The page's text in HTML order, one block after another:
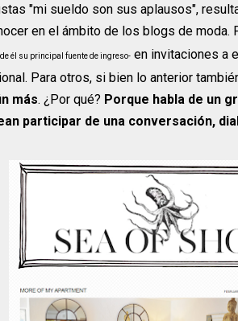
"mi sueldo son sus aplausos",
en el ámbito de los blogs de moda.
él su principal fuente de ingreso- en invitaciones a
Para otros, si bien lo anterior
más. ¿Por qué? Porque habla de un
participar de una conversación,